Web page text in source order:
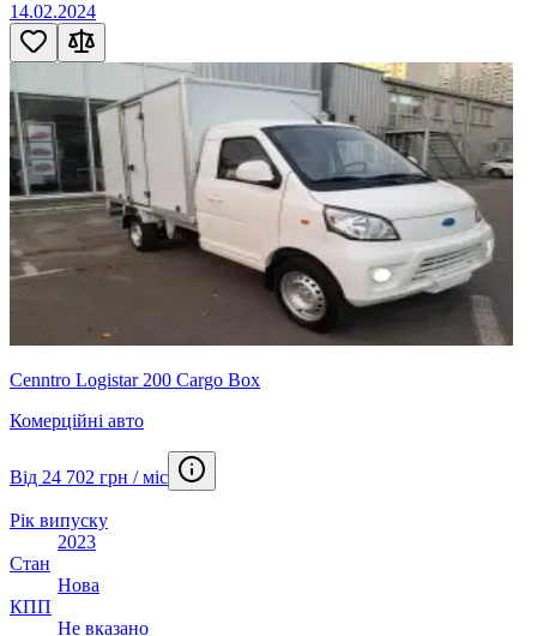
14.02.2024
Cenntro Logistar 200 Cargo Box
Комерційні авто
Від 24 702 грн / міс
Рік випуску
2023
Стан
Нова
КПП
Не вказано